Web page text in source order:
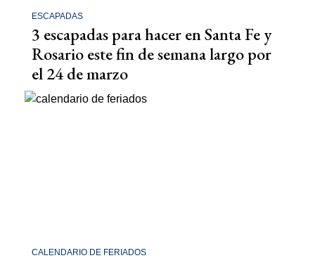
ESCAPADAS
3 escapadas para hacer en Santa Fe y
Rosario este fin de semana largo por
el 24 de marzo
CALENDARIO DE FERIADOS